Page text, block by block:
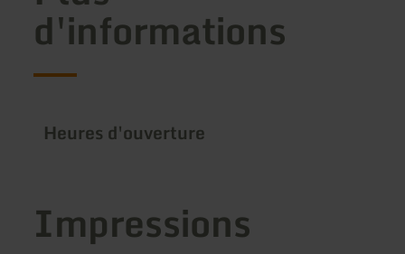
d'informations
Heures d'ouverture
Impressions